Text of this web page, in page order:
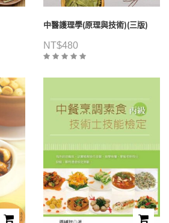
中醫護理學(原理與技術)(三版)
NT$480